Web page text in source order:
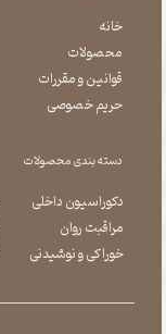
دسته بندی محصولات
خانه
محصولات
قوانین و مقررات
حریم خصوصی
دکوراسیون داخلی
مراقبت روان
​​​​​​​خوراکی و نوشیدنی